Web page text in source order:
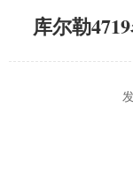
库尔勒